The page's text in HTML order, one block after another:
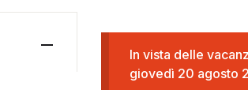
In vista delle
giovedì 20 agosto